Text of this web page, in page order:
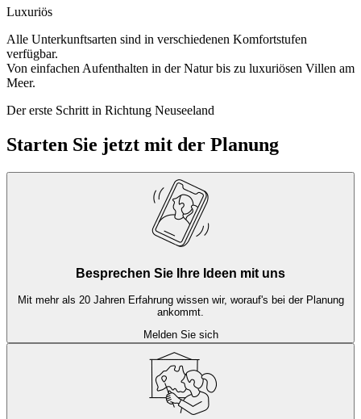
Luxuriös
Alle Unterkunftsarten sind in verschiedenen Komfortstufen
verfügbar.
Von einfachen Aufenthalten in der Natur bis zu luxuriösen Villen am
Meer.
Der erste Schritt in Richtung Neuseeland
Starten Sie jetzt mit der Planung
Besprechen Sie Ihre Ideen mit uns
Mit mehr als 20 Jahren Erfahrung wissen wir, worauf's bei der Planung
ankommt.
Melden Sie sich